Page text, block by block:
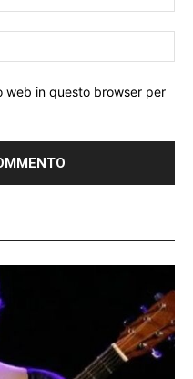
web in questo browser per